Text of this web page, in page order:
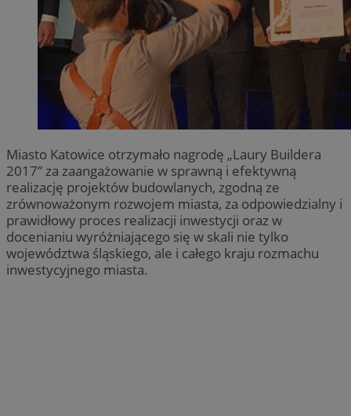
​Miasto Katowice otrzymało nagrodę „Laury Buildera
2017” za zaangażowanie w sprawną i efektywną
realizację projektów budowlanych, zgodną ze
zrównoważonym rozwojem miasta, za odpowiedzialny i
prawidłowy proces realizacji inwestycji oraz w
docenianiu wyróżniającego się w skali nie tylko
województwa śląskiego, ale i całego kraju rozmachu
inwestycyjnego miasta.